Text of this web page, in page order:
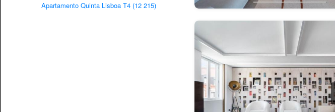
Apartamento Quinta Lisboa T4 (12 215)